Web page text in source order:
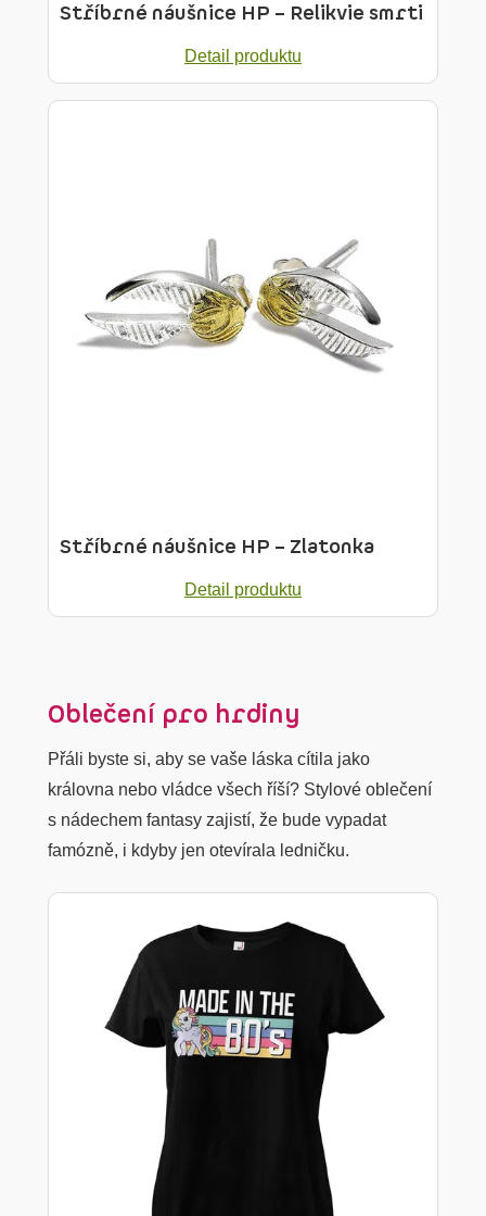
Stříbrné náušnice HP – Relikvie smrti
Detail produktu
Stříbrné náušnice HP – Zlatonka
Detail produktu
Oblečení pro hrdiny
Přáli byste si, aby se vaše láska cítila jako
královna nebo vládce všech říší? Stylové oblečení
s nádechem fantasy zajistí, že bude vypadat
famózně, i kdyby jen otevírala ledničku.